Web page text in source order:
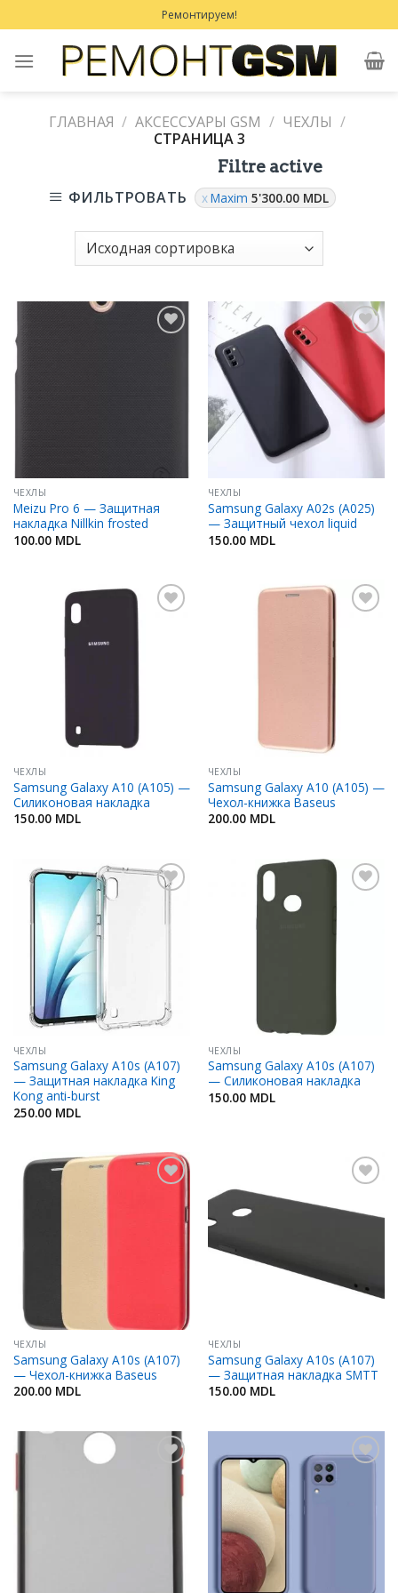
to
content
Ремонтируем!
ГЛАВНАЯ / АКСЕССУАРЫ GSM / ЧЕХЛЫ /
СТРАНИЦА 3
ФИЛЬТРОВАТЬ
Filtre active
Maxim5'300.00 MDL
ЧЕХЛЫ
Meizu Pro 6 — Защитная
накладка Nillkin frosted
100.00 MDL
Добавить
Избранное
ЧЕХЛЫ
Samsung Galaxy A02s (A025)
— Защитный чехол liquid
150.00 MDL
ЧЕХЛЫ
Samsung Galaxy A10 (A105) —
Силиконовая накладка
150.00 MDL
Избранное
ЧЕХЛЫ
Samsung Galaxy A10 (A105) —
Чехол-книжка Baseus
200.00 MDL
Избранное
ЧЕХЛЫ
Samsung Galaxy A10s (A107)
— Защитная накладка King
Kong anti-burst
250.00 MDL
ЧЕХЛЫ
Samsung Galaxy A10s (A107)
— Силиконовая накладка
150.00 MDL
ЧЕХЛЫ
Samsung Galaxy A10s (A107)
— Чехол-книжка Baseus
200.00 MDL
в
ЧЕХЛЫ
Samsung Galaxy A10s (A107)
— Защитная накладка SMTT
150.00 MDL
Избранное
Добавить